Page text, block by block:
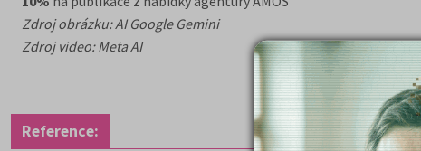
Zdroj obrázku: AI Google Gemini
Zdroj video: Meta AI
Reference: